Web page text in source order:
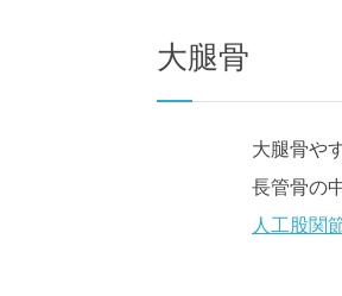
大腿骨
大腿骨や
長管骨の
人工股関